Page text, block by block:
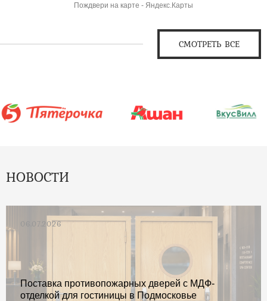
Пождвери на карте - Яндекс.Карты
СМОТРЕТЬ ВСЕ
НОВОСТИ
06.07.2026
Поставка противопожарных дверей с МДФ-
отделкой для гостиницы в Подмосковье